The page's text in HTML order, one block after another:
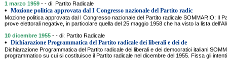
1 marzo 1959 - - di: Partito Radicale
• Mozione politica approvata dal I Congresso nazionale del Partito radic
Mozione politica approvata dal I Congresso nazionale del Partito radicale SOMMARIO: Il
prove elettorali negative, in particolare quella del 25 maggio 1958 che ha visto la lista
10 dicembre 1955 - - di: Partito Radicale
• Dichiarazione Programmatica del Partito radicale dei liberali e dei de
Dichiarazione Programmatica del Partito radicale dei liberali e dei democratici italiani
programmatico su cui si costituisce il Partito radicale nel dicembre del 1955. Fissa gli